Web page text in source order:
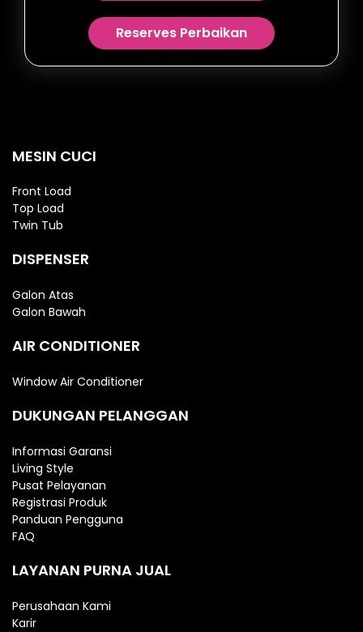
Reserves Perbaikan
MESIN CUCI
Front Load
Top Load
Twin Tub
DISPENSER
Galon Atas
Galon Bawah
AIR CONDITIONER
Window Air Conditioner
DUKUNGAN PELANGGAN
Informasi Garansi
Living Style
Pusat Pelayanan
Registrasi Produk
Panduan Pengguna
FAQ
LAYANAN PURNA JUAL
Perusahaan Kami
Karir